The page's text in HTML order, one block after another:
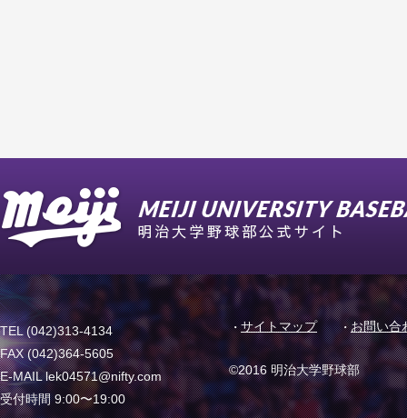
TEL (042)313-4134
FAX (042)364-5605
E-MAIL lek04571@nifty.com
受付時間 9:00〜19:00
サイトマップ お問い合
©2016 明治大学野球部